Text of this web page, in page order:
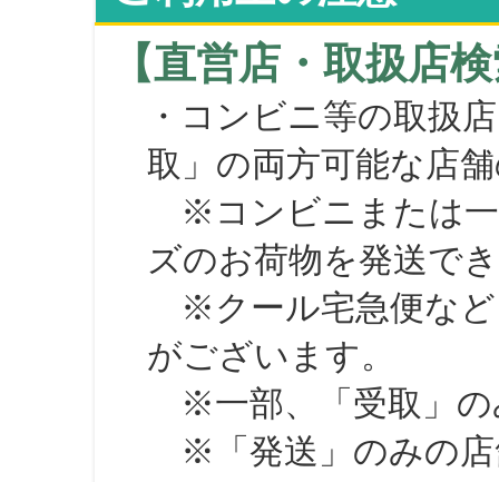
【直営店・取扱店
・コンビニ等の取扱
取」の両方可能な店
※コンビニまたは一
ズのお荷物を発送で
※クール宅急便など
がございます。
※一部、「受取」の
※「発送」のみの店